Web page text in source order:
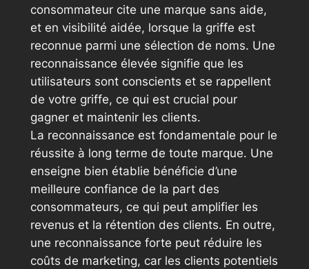
consommateur cite une marque sans aide,
et en visibilité aidée, lorsque la griffe est
reconnue parmi une sélection de noms. Une
reconnaissance élevée signifie que les
utilisateurs sont conscients et se rappellent
de votre griffe, ce qui est crucial pour
gagner et maintenir les clients.
La reconnaissance est fondamentale pour le
réussite à long terme de toute marque. Une
enseigne bien établie bénéficie d’une
meilleure confiance de la part des
consommateurs, ce qui peut amplifier les
revenus et la rétention des clients. En outre,
une reconnaissance forte peut réduire les
coûts de marketing, car les clients potentiels